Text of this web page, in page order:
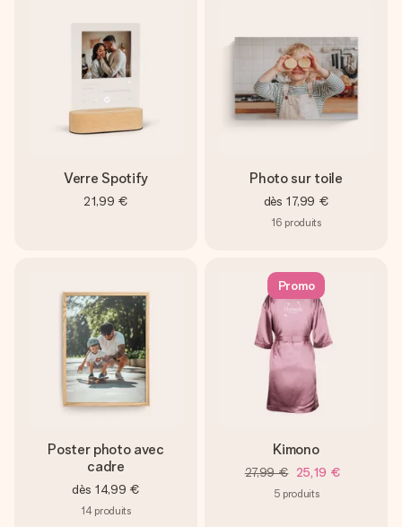
Verre Spotify
21,99 €
Photo sur toile
dès 17,99 €
16 produits
Poster photo avec
cadre
dès 14,99 €
14 produits
Promo
Kimono
27,99 € 25,19 €
5 produits